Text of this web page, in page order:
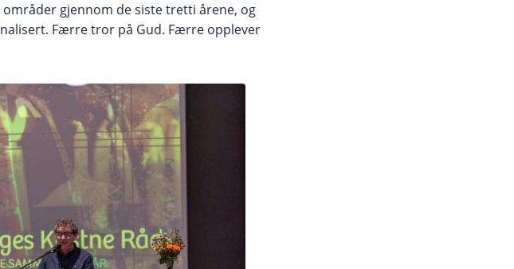
gjennom de siste tretti årene, og
Færre tror på Gud. Færre opplever